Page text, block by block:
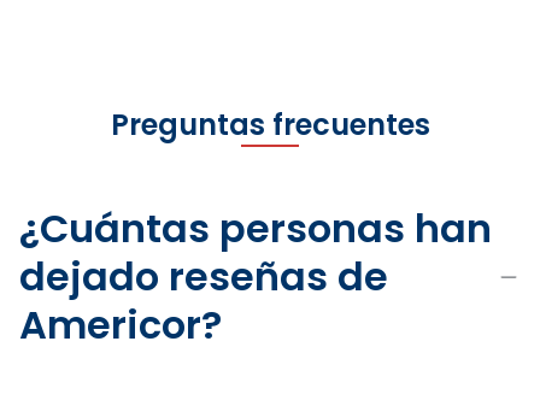
Preguntas frecuentes
¿Cuántas personas han
dejado reseñas de
Americor?